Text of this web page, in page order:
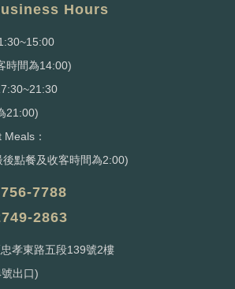
Hours
時間為14:00)
21:00)
：
點餐及收客時間為2:00)
7788
2863
孝東路五段139號2樓
出口)